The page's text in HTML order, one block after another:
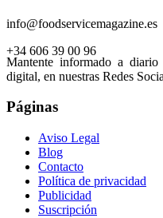
info@foodservicemagazine.es
+34 606 39 00 96
Mantente informado a
digital, en nuestras Redes
Páginas
Aviso Legal
Blog
Contacto
Política de privacidad
Publicidad
Suscripción